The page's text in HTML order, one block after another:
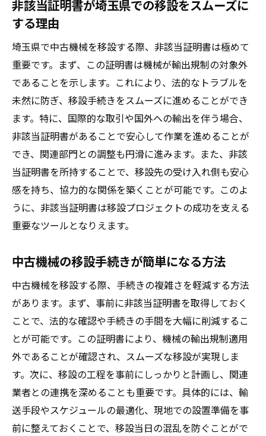
非該当証明書が埼玉県での移設をスムーズに
する理由
埼玉県で中古機械を移設する際、非該当証明書は極めて
重要です。まず、この証明書は機械が輸出規制の対象外
であることを示します。これにより、法的なトラブルを
未然に防ぎ、移設手続きをスムーズに進めることができ
ます。特に、国際的な取引や国外への輸出を伴う場合、
非該当証明書があることで安心して作業を進めることが
でき、関連部門との調整も円滑に進みます。また、非該
当証明書を所持することで、移設先の受け入れ側も安心
感を持ち、協力的な関係を築くことが可能です。このよ
うに、非該当証明書は移設プロジェクトの成功を支える
重要なツールとなりえます。
中古機械の移設手続きが簡単になる方法
中古機械を移設する際、手続きの複雑さを軽減する方法
があります。まず、事前に非該当証明書を取得しておく
ことで、法的な確認や手続きの手間を大幅に削減するこ
とが可能です。この証明書により、機械の輸出規制適用
外であることが確認され、スムーズな移設が実現しま
す。次に、移設の工程を事前にしっかりと計画し、関連
業者との連携を深めることも重要です。具体的には、輸
送手段やスケジュールの最適化、現地での設置準備を事
前に整えておくことで、移設当日の混乱を防ぐことがで